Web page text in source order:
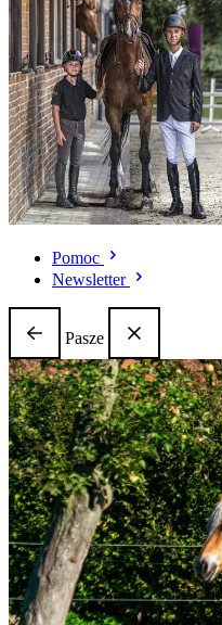
Pomoc
Newsletter
Pasze